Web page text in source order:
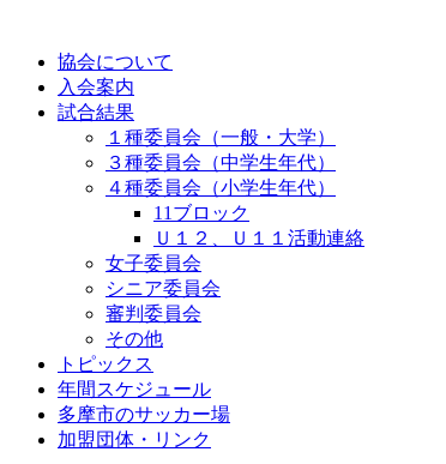
協会について
入会案内
試合結果
１種委員会（一般・大学）
３種委員会（中学生年代）
４種委員会（小学生年代）
11ブロック
Ｕ１２、Ｕ１１活動連絡
女子委員会
シニア委員会
審判委員会
その他
トピックス
年間スケジュール
多摩市のサッカー場
加盟団体・リンク